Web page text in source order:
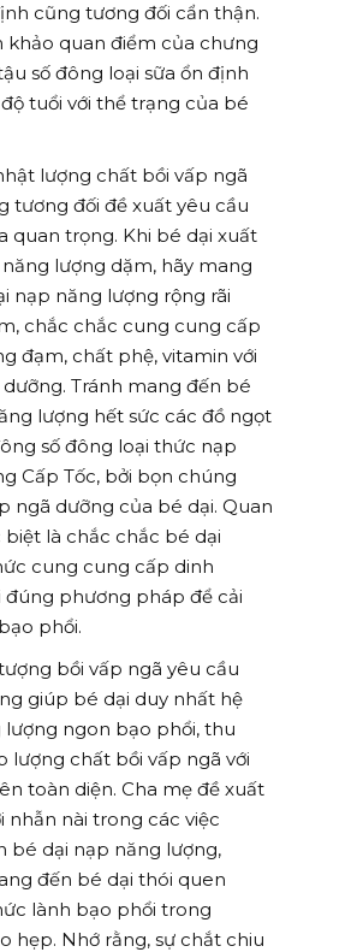
cũng tương đối cẩn thận.
khảo quan điểm của chưng
số đông loại sữa ổn định
tuổi với thể trạng của bé
lượng chất bồi vấp ngã
tương đối đề xuất yêu cầu
quan trọng. Khi bé dại xuất
lượng dặm, hãy mang
nạp năng lượng rộng rãi
chắc chắc cung cung cấp
đạm, chất phệ, vitamin với
Tránh mang đến bé
lượng hết sức các đồ ngọt
số đông loại thức nạp
Cấp Tốc, bởi bọn chúng
ngã dưỡng của bé dại. Quan
là chắc chắc bé dại
cung cung cấp dinh
đúng phương pháp để cải
phổi.
bồi vấp ngã yêu cầu
giúp bé dại duy nhất hệ
lượng ngon bạo phổi, thu
lượng chất bồi vấp ngã với
toàn diện. Cha mẹ đề xuất
nhẫn nài trong các việc
bé dại nạp năng lượng,
đến bé dại thói quen
lành bạo phổi trong
hẹp. Nhớ rằng, sự chắt chiu